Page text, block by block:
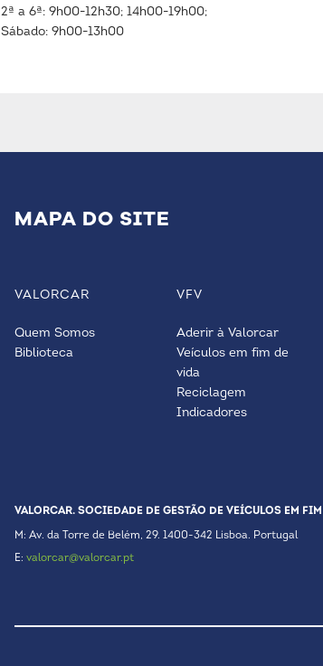
2ª a 6ª: 9h00-12h30; 14h00-19h00;
Sábado: 9h00-13h00
MAPA DO SITE
VALORCAR
Quem Somos
Biblioteca
VFV
Aderir à Valorcar
Veículos em fim de
vida
Reciclagem
Indicadores
VALORCAR. SOCIEDADE DE GESTÃO DE VEÍCULOS EM
M: Av. da Torre de Belém, 29. 1400-342 Lisboa. Portugal
E: valorcar@valorcar.pt